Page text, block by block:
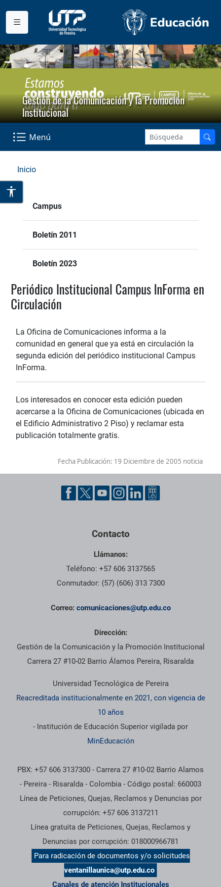
Gestión de la Comunicación y la Promoción
Institucional
Menú
Inicio
Campus
Boletín 2011
Boletín 2023
Periódico Institucional Campus InForma en
Circulación
La Oficina de Comunicaciones informa a la
comunidad en general que ya está en circulación la
segunda edición del periódico institucional Campus
InForma.
Los interesados en conocer esta edición pueden
acercarse a la Oficina de Comunicaciones (ubicada en
el Edificio Administrativo 2 Piso) y reclamar esta
publicación totalmente gratis.
Fecha Publicación: 19 Diciembre de 2005 noticia
Contacto
Llámanos:
Teléfono: +57 606 3137565
Conmutador: (57) (606) 313 7300
Correo: comunicaciones@utp.edu.co
Dirección:
Gestión de la Comunicación y la Promoción Institucional
Carrera 27 #10-02 Barrio Álamos Pereira, Risaralda
Universidad Tecnológica de Pereira
Reacreditada institucionalmente en 2021, con vigencia de
10 años
- Institución de Educación Superior vigilada por
MinEducación
PBX: +57 606 3137300 - Carrera 27 #10-02 Barrio Alamos
- Pereira - Risaralda - Colombia - Código postal: 660003
Línea de Peticiones, Quejas, Reclamos y Denuncias por
corrupción: +57 606 3137211
Línea gratuita de Peticiones, Quejas, Reclamos y
Denuncias por corrupción: 018000966781
Para radicación de documentos y/o solicitudes
ventanillaunica@utp.edu.co
Canales de atención Institucionales